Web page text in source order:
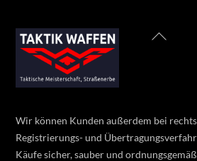
Back
Wir können Kunden außerdem bei
Registrierungs- und
Käufe sicher, sauber und